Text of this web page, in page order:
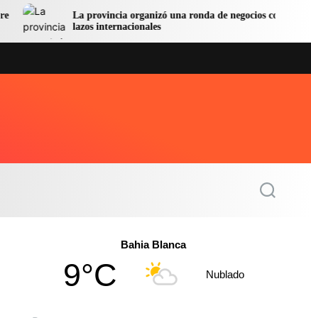
La provincia organizó una ronda de negocios con
lazos internacionales
S
Bahia Blanca
9°C Nublado